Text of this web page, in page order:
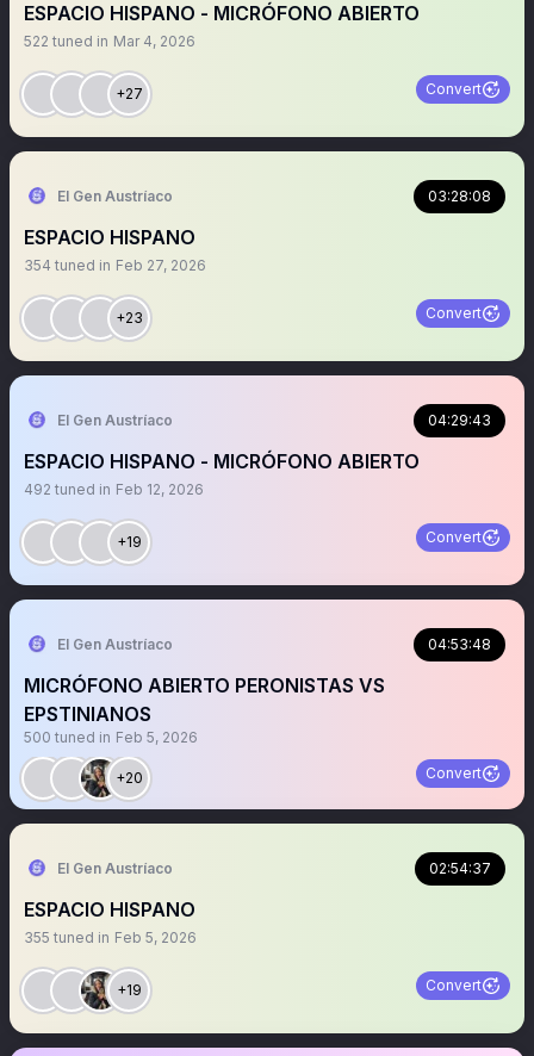
ESPACIO HISPANO - MICRÓFONO ABIERTO
522 tuned in Mar 4, 2026
+27 Convert
El Gen Austríaco 03:28:08
ESPACIO HISPANO
354 tuned in Feb 27, 2026
+23 Convert
El Gen Austríaco 04:29:43
ESPACIO HISPANO - MICRÓFONO ABIERTO
492 tuned in Feb 12, 2026
+19 Convert
El Gen Austríaco 04:53:48
MICRÓFONO ABIERTO PERONISTAS VS
EPSTINIANOS
500 tuned in Feb 5, 2026
+20 Convert
El Gen Austríaco 02:54:37
ESPACIO HISPANO
355 tuned in Feb 5, 2026
+19 Convert